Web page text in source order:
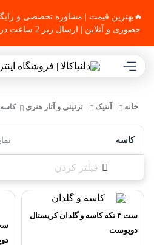
🔥بهترین قیمت | مشاوره تخصصی و
حضوری و آنلاین | ارسال زیر 2 ساعت در تهران ⏳
خانه آنتیک تزئینی و آثار هنری کاسه
کاسه
فیلتر کردن
ست ٣ تكه کاسه و گلدان كريستال
دوپوست